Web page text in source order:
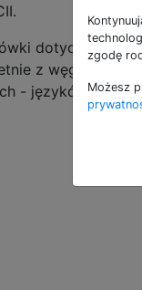
dotyczące gry
z węglem
- języków.
zgodę
Możesz